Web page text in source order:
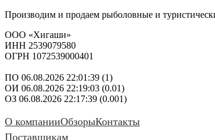
Производим и продаем рыболовные и
ООО «Хигаши»
ИНН 2539079580
ОГРН 1072539000401
ПО 06.08.2026 22:01:39 (1)
ОИ 06.08.2026 22:19:03 (0.01)
ОЗ 06.08.2026 22:17:39 (0.001)
О компанииОбзорыКонтакты
Поставщикам